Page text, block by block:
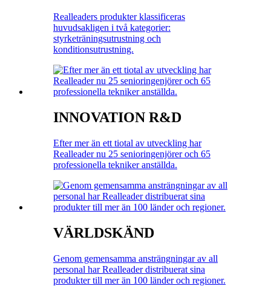
Realleaders produkter klassificeras
huvudsakligen i två kategorier:
styrketräningsutrustning och
konditionsutrustning.
INNOVATION R&D
Efter mer än ett tiotal av utveckling har
Realleader nu 25 senioringenjörer och 65
professionella tekniker anställda.
VÄRLDSKÄND
Genom gemensamma ansträngningar av all
personal har Realleader distribuerat sina
produkter till mer än 100 länder och regioner.